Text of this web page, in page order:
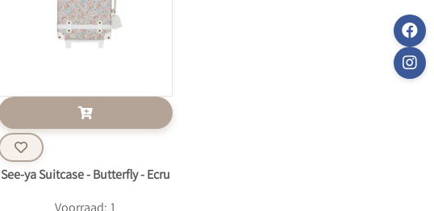
See-ya Suitcase - Butterfly - Ecru